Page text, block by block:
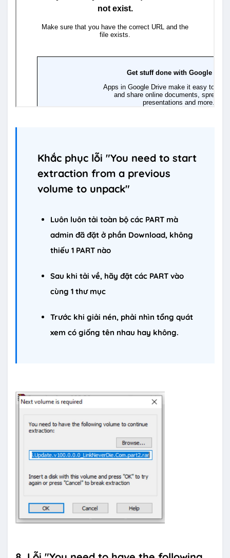
Khắc phục lỗi "You need to start
extraction from a previous
volume to unpack"
Luôn luôn tải toàn bộ các PART mà
admin đã đặt ở phần Download, không
thiếu 1 PART nào
Sau khi tải về, hãy đặt các PART vào
cùng 1 thư mục
Trước khi giải nén, phải nhìn tổng quát
xem có giống tên nhau hay không.